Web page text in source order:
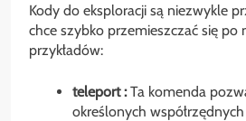
Kody do eksploracji są niezwykle
chce szybko przemieszczać się po
przykładów:
teleport:Ta komenda
określonych